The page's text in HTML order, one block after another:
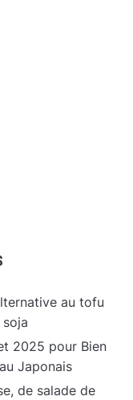
au tofu
2025 pour Bien
Japonais
de salade de